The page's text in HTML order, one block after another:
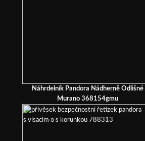
Náhrdelník Pandora Nádherně Odlišné
Murano 368154gmu